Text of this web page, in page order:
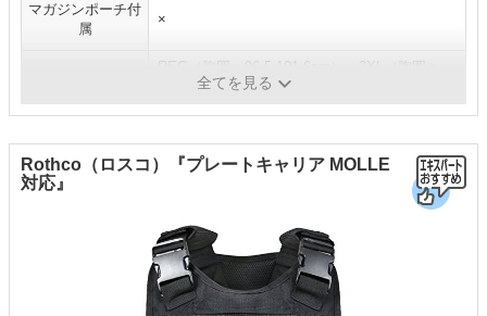
マガジンポーチ付
属
×
127.0～132.0cm）
全てを見る
Rothco（ロスコ）『プレートキャリア MOLLE
対応』